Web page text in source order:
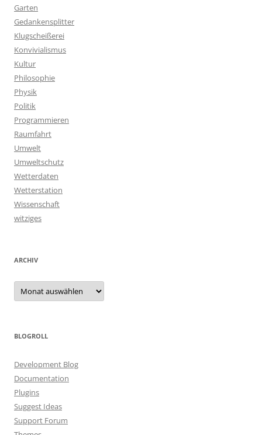
Garten
Gedankensplitter
Klugscheißerei
Konvivialismus
Kultur
Philosophie
Physik
Politik
Programmieren
Raumfahrt
Umwelt
Umweltschutz
Wetterdaten
Wetterstation
Wissenschaft
witziges
ARCHIV
Archiv
BLOGROLL
Development Blog
Documentation
Plugins
Suggest Ideas
Support Forum